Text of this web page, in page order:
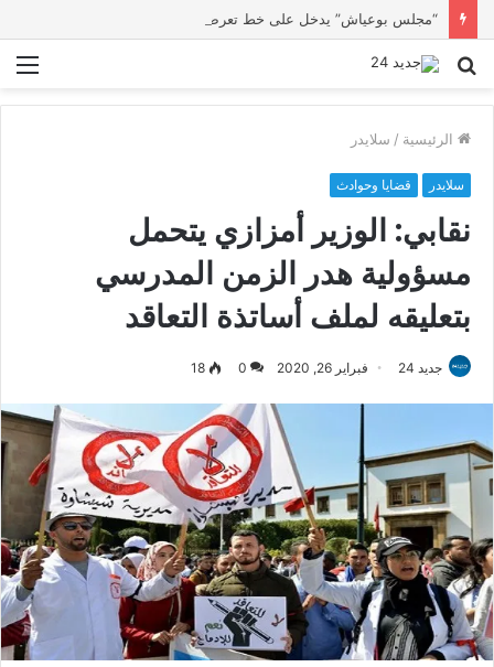
بحث
الرئيسية / سلايدر
سلايدر قضايا وحوادث
نقابي: الوزير أمزازي يتحمل
مسؤولية هدر الزمن المدرسي
بتعليقه لملف أساتذة التعاقد
جديد 24 فبراير 26, 2020 0
18